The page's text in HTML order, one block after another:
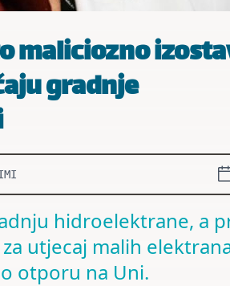
maliciozno
gradnje
hidroelektrane, a
utjecaj malih
otporu na Uni.